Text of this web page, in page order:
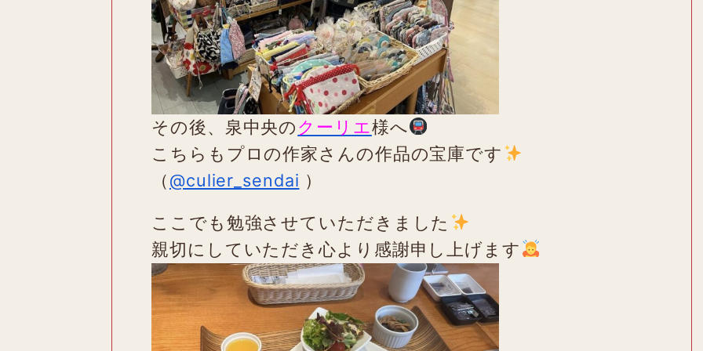
その後、泉中央のクーリエ様へ
こちらもプロの作家さんの作品の宝庫です
（@culier_sendai ）
ここでも勉強させていただきました
親切にしていただき心より感謝申し上げます